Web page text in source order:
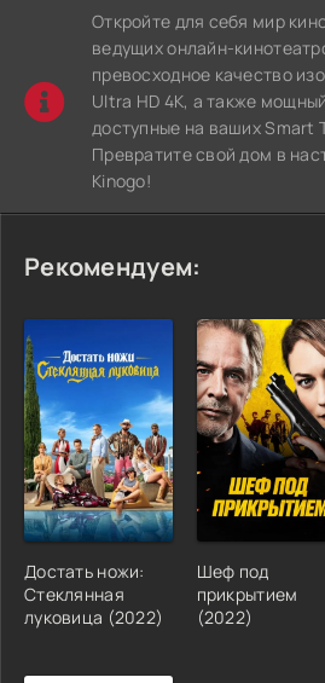
Откройте для себя мир
ведущих онлайн-
превосходное качество
Ultra HD 4K, а также мощный
доступные на ваших Smart
Превратите свой дом в
Kinogo!
Рекомендуем:
Достать ножи:
Стеклянная
луковица (2022)
Шеф под
прикрытием
(2022)